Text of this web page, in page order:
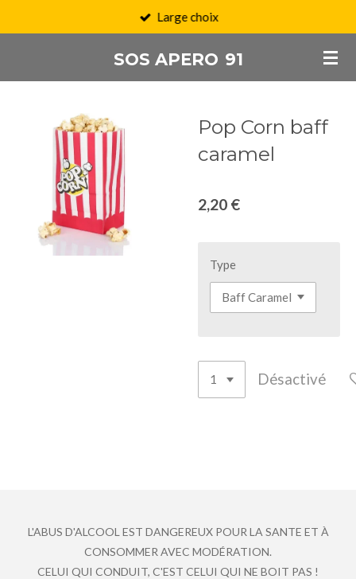
principal
SOS APERO 91
Large choix
Pop Corn baff
caramel
2,20 €
Type
Désactivé
L'ABUS D'ALCOOL EST DANGEREUX POUR LA SANTE ET À
CONSOMMER AVEC MODÉRATION.
CELUI QUI CONDUIT, C'EST CELUI QUI NE BOIT PAS !